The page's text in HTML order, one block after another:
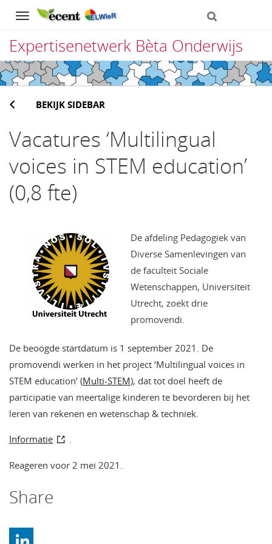
Navigation
Expertisenetwerk Bèta Onderwijs
Direct
naar
het
inhoud
BEKIJK SIDEBAR
Vacatures ‘Multilingual
voices in STEM education’
(0,8 fte)
De afdeling Pedagogiek van
Diverse Samenlevingen van
de faculteit Sociale
Wetenschappen, Universiteit
Utrecht, zoekt drie
promovendi.
De beoogde startdatum is 1 september 2021. De
promovendi werken in het project ‘Multilingual voices in
STEM education’ (Multi-STEM), dat tot doel heeft de
participatie van meertalige kinderen te bevorderen bij het
leren van rekenen en wetenschap & techniek.
Informatie .
Reageren voor 2 mei 2021.
Share